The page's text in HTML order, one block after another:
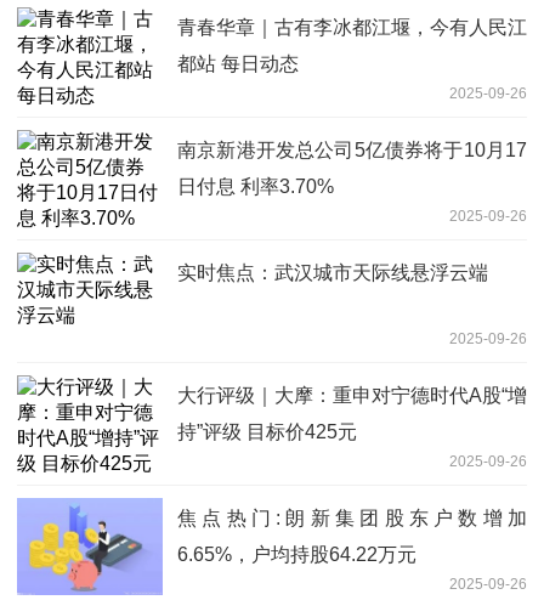
青春华章｜古有李冰都江堰，今有人民江
都站 每日动态
2025-09-26
南京新港开发总公司5亿债券将于10月17
日付息 利率3.70%
2025-09-26
实时焦点：武汉城市天际线悬浮云端
2025-09-26
大行评级｜大摩：重申对宁德时代A股“增
持”评级 目标价425元
2025-09-26
焦点热门:朗新集团股东户数增加
6.65%，户均持股64.22万元
2025-09-26